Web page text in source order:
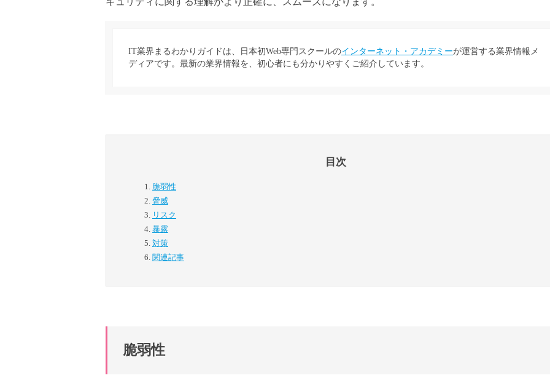
IT業界まるわかりガイドは、日本初Web専門スクールのインターネット・アカデミーが運営する業界情報メ
ディアです。最新の業界情報を、初心者にも分かりやすくご紹介しています。
目次
脆弱性
脅威
リスク
暴露
対策
関連記事
脆弱性